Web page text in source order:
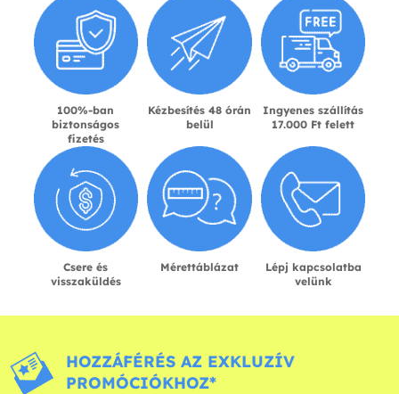
100%-ban
biztonságos
fizetés
Kézbesítés 48 órán
belül
Ingyenes szállítás
17.000 Ft felett
Csere és
visszaküldés
Mérettáblázat
Lépj kapcsolatba
velünk
HOZZÁFÉRÉS AZ EXKLUZÍV
PROMÓCIÓKHOZ*